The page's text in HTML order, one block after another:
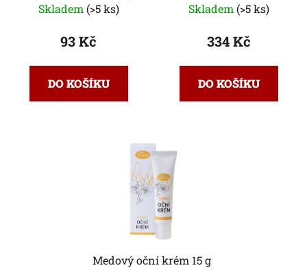
Skladem (>5 ks)
93 Kč
DO KOŠÍKU
Skladem (>5 ks)
334 Kč
DO KOŠÍKU
Medový oční krém 15 g